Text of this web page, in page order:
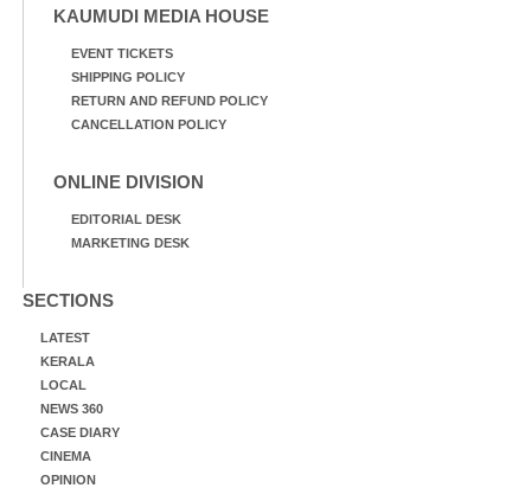
KAUMUDI MEDIA HOUSE
EVENT TICKETS
SHIPPING POLICY
RETURN AND REFUND POLICY
CANCELLATION POLICY
ONLINE DIVISION
EDITORIAL DESK
MARKETING DESK
SECTIONS
LATEST
KERALA
LOCAL
NEWS 360
CASE DIARY
CINEMA
OPINION